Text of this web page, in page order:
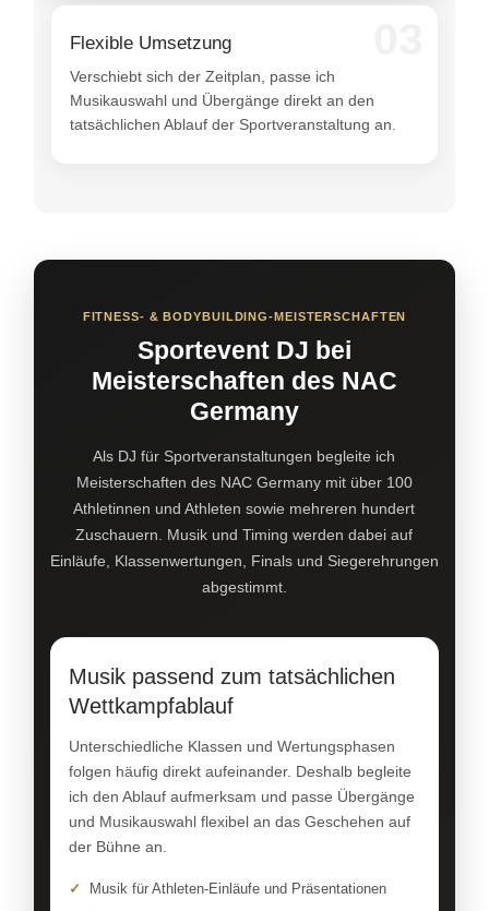
Flexible Umsetzung
Verschiebt sich der Zeitplan, passe ich
Musikauswahl und Übergänge direkt an den
tatsächlichen Ablauf der Sportveranstaltung an.
FITNESS- & BODYBUILDING-MEISTERSCHAFTEN
Sportevent DJ bei
Meisterschaften des NAC
Germany
Als DJ für Sportveranstaltungen begleite ich
Meisterschaften des NAC Germany mit über 100
Athletinnen und Athleten sowie mehreren hundert
Zuschauern. Musik und Timing werden dabei auf
Einläufe, Klassenwertungen, Finals und Siegerehrungen
abgestimmt.
Musik passend zum tatsächlichen
Wettkampfablauf
Unterschiedliche Klassen und Wertungsphasen
folgen häufig direkt aufeinander. Deshalb begleite
ich den Ablauf aufmerksam und passe Übergänge
und Musikauswahl flexibel an das Geschehen auf
der Bühne an.
Musik für Athleten-Einläufe und Präsentationen